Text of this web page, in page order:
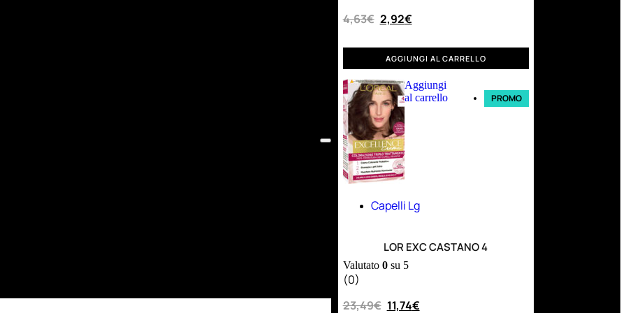
4,63€ 2,92€
AGGIUNGI AL CARRELLO
Aggiungi
al carrello
PROMO
Capelli Lg
LOR EXC CASTANO 4
Valutato 0su 5
(0)
23,49€ 11,74€